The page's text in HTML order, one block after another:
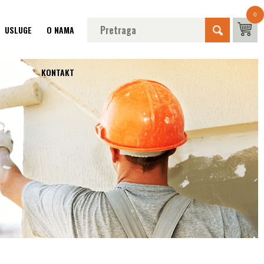
USLUGE O NAMA
KONTAKT
0